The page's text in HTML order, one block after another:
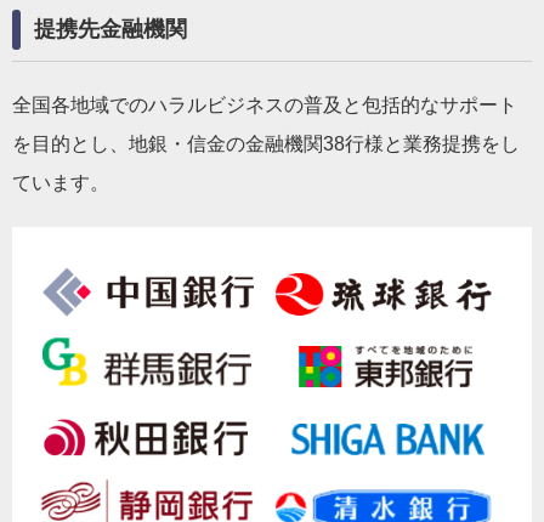
提携先金融機関
全国各地域でのハラルビジネスの普及と包括的なサポート
を目的とし、地銀・信金の金融機関38行様と業務提携をし
ています。